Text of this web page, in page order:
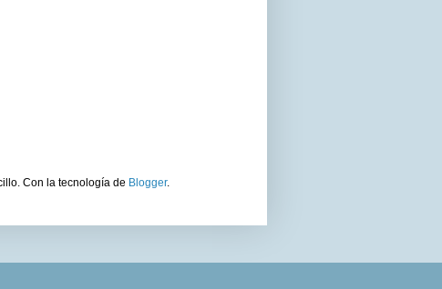
Con la tecnología de Blogger.